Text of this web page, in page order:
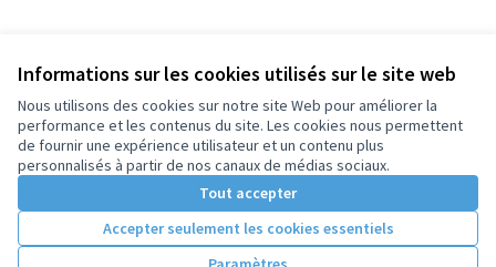
Informations sur les cookies utilisés sur le site web
Nous utilisons des cookies sur notre site Web pour améliorer la
performance et les contenus du site. Les cookies nous permettent
de fournir une expérience utilisateur et un contenu plus
personnalisés à partir de nos canaux de médias sociaux.
Tout accepter
Accepter seulement les cookies essentiels